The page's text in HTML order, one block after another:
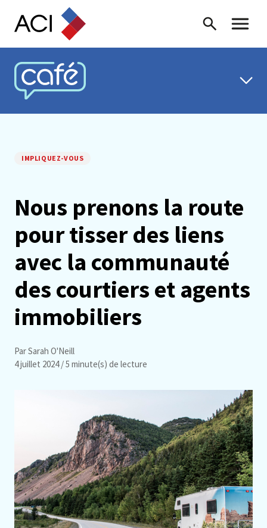
Skip to content
Recherche
Menu
CAFÉ ACI
IMPLIQUEZ-VOUS
Nous prenons la route
pour tisser des liens
avec la communauté
des courtiers et agents
immobiliers
Par Sarah O'Neill
4 juillet 2024/ 5 minute(s) de lecture